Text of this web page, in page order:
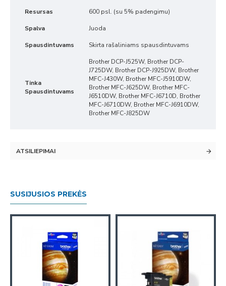
Resursas 600 psl. (su 5% padengimu)
Spalva Juoda
Spausdintuvams Skirta rašaliniams spausdintuvams
Tinka
Spausdintuvams
Brother DCP-J525W, Brother DCP-
J725DW, Brother DCP-J925DW, Brother
MFC-J430W, Brother MFC-J5910DW,
Brother MFC-J625DW, Brother MFC-
J6510DW, Brother MFC-J6710D, Brother
MFC-J6710DW, Brother MFC-J6910DW,
Brother MFC-J825DW
ATSILIEPIMAI
SUSIJUSIOS PREKĖS